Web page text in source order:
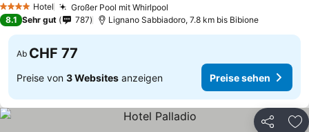
4 Sterne Hotel Großer Pool mit Whirlpool
8.1 Sehr gut 787 Lignano Sabbiadoro, 7.8 km bis Bibione
Ab CHF 77
Preise von 3 Websites anzeigen Preise sehen
Teilen